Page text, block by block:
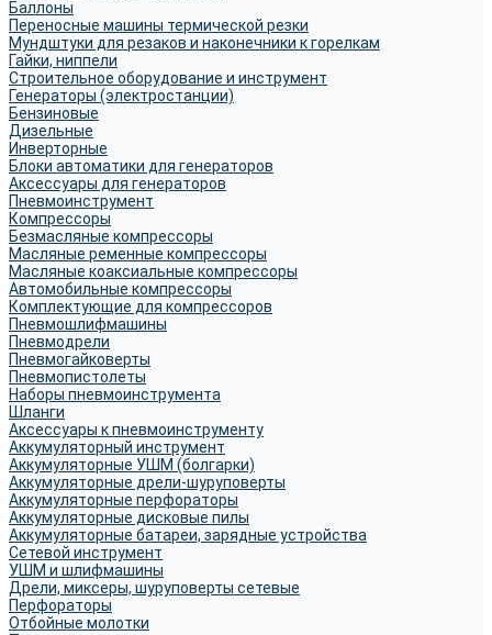
Баллоны
Переносные машины термической резки
Мундштуки для резаков и наконечники к горелкам
Гайки, ниппели
Строительное оборудование и инструмент
Генераторы (электростанции)
Бензиновые
Дизельные
Инверторные
Блоки автоматики для генераторов
Аксессуары для генераторов
Пневмоинструмент
Компрессоры
Безмасляные компрессоры
Масляные ременные компрессоры
Масляные коаксиальные компрессоры
Автомобильные компрессоры
Комплектующие для компрессоров
Пневмошлифмашины
Пневмодрели
Пневмогайковерты
Пневмопистолеты
Наборы пневмоинструмента
Шланги
Аксессуары к пневмоинструменту
Аккумуляторный инструмент
Аккумуляторные УШМ (болгарки)
Аккумуляторные дрели-шуруповерты
Аккумуляторные перфораторы
Аккумуляторные дисковые пилы
Аккумуляторные батареи, зарядные устройства
Сетевой инструмент
УШМ и шлифмашины
Дрели, миксеры, шуруповерты сетевые
Перфораторы
Отбойные молотки